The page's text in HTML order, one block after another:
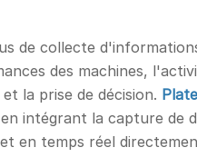
de collecte
des machines,
la prise de décision.
intégrant la capture de
en temps réel